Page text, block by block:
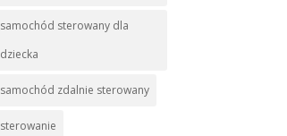
samochód sterowany dla
dziecka
samochód zdalnie sterowany
sterowanie